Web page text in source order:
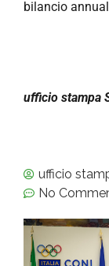
bilancio
ufficio stampa
ufficio
No